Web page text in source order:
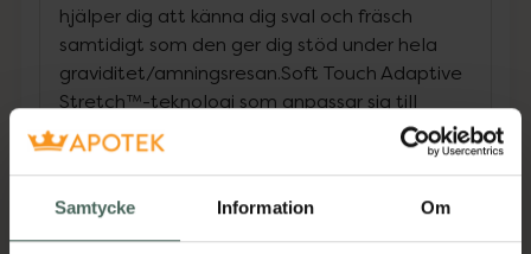
Samtycke Information Om
hjälper dig att känna dig sval och fräsch
samtidigt som den ger dig stöd under hela
graviditet/amningsresan.Soft Touch Adaptive
Stretch™-teknologi som anpassar sig till
kroppsförändringar under
graviditeten.Perforerade skuminlägg för extra
justerbara band ger den perfekta passformen.
Nedfällbara kupor för maximal hud mot hud-